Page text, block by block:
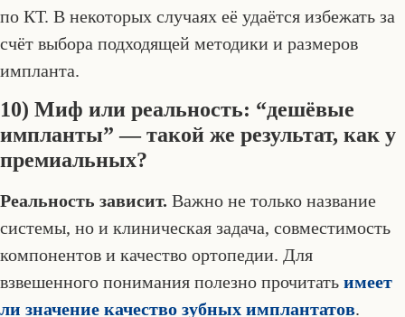
по КТ. В некоторых случаях её удаётся избежать за
счёт выбора подходящей методики и размеров
импланта.
10) Миф или реальность: “дешёвые
импланты” — такой же результат, как у
премиальных?
Реальность зависит. Важно не только название
системы, но и клиническая задача, совместимость
компонентов и качество ортопедии. Для
взвешенного понимания полезно прочитать имеет
ли значение качество зубных имплантатов.